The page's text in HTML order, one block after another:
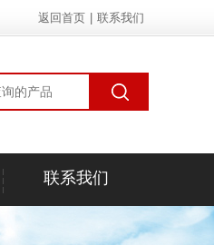
返回首页 联系我们
联系我们